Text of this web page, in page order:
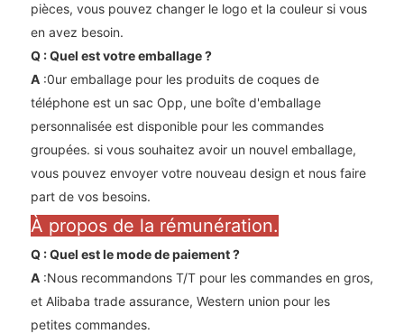
pièces, vous pouvez changer le logo et la couleur si vous
en avez besoin.
Q : Quel est votre emballage ?
A :0ur emballage pour les produits de coques de
téléphone est un sac Opp, une boîte d'emballage
personnalisée est disponible pour les commandes
groupées. si vous souhaitez avoir un nouvel emballage,
vous pouvez envoyer votre nouveau design et nous faire
part de vos besoins.
À propos de la rémunération.
Q : Quel est le mode de paiement ?
A :Nous recommandons T/T pour les commandes en gros,
et Alibaba trade assurance, Western union pour les
petites commandes.